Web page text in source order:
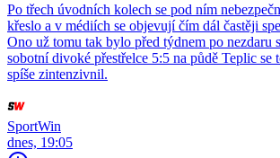
Po třech úvodních kolech se pod ním
křeslo a v médiích se objevují čím dál častěji
Ono už tomu tak bylo před týdnem po nezdaru
sobotní divoké přestřelce 5:5 na půdě Teplic se
spíše zintenzivnil.
SportWin
dnes, 19:05